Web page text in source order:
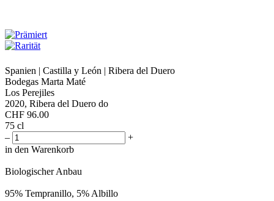
Spanien | Castilla y León | Ribera del Duero
Bodegas Marta Maté
Los Perejiles
2020, Ribera del Duero do
CHF 96.00
75 cl
–
+
in den Warenkorb
Biologischer Anbau
95% Tempranillo, 5% Albillo